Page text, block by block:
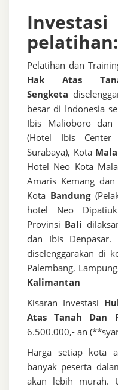
pelatihan:
Pelatihan dan
Hak Atas
Sengketa
besar di Indonesia
Ibis Malioboro dan
(Hotel Ibis
Surabaya), Kota
Hotel Neo Kota
Amaris Kemang
Kota Bandung
hotel Neo
Provinsi Bali
dan Ibis Denpasar.
diselenggarakan di
Palembang,
Kalimantan
Kisaran Investasi
Atas Tanah Dan
6.500.000,- an
Harga setiap kota
banyak peserta
akan lebih murah.